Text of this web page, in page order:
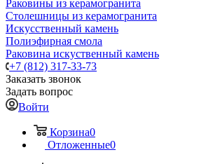
Раковины из керамогранита
Столешницы из керамогранита
Искусственный камень
Полиэфирная смола
Раковина искуственный камень
+7 (812) 317-33-73
Заказать звонок
Задать вопрос
Войти
Корзина0
Отложенные0